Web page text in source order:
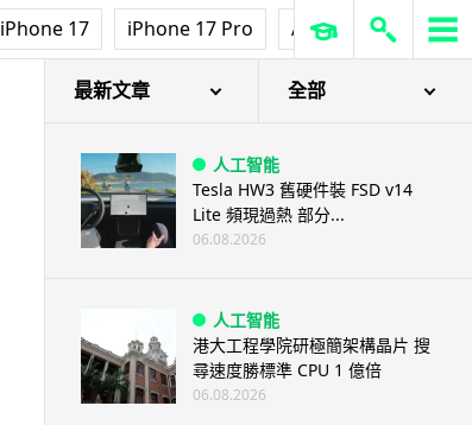
iPhone 17 iPhone 17 Pro AirPods Pro 3
最新文章 全部
人工智能
Tesla HW3 舊硬件裝 FSD v14
Lite 頻現過熱 部分...
06.08.2026
人工智能
港大工程學院研極簡架構晶片 搜
尋速度勝標準 CPU 1 億倍
06.08.2026